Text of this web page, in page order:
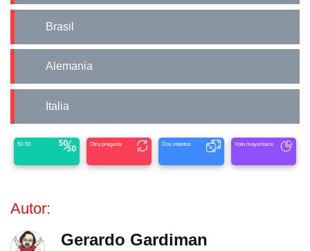
Brasil
Alemania
Italia
50-50 Otra pregunta Dos intentos Voto mayoritario
Autor:
Gerardo Gardiman